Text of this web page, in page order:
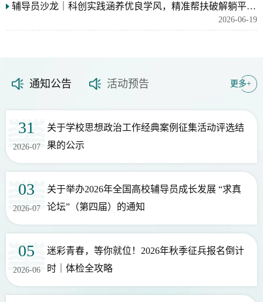
辅导员沙龙｜科创实践涵养优良学风，精准帮扶破解躺平困局
2026-06-19
辅导员沙龙｜打造工作品牌，创新思想引领 2026-06-12
2026-06-10
通知公告 活动预告 更多+
31
2026-07
关于学校思想政治工作经典案例征集活动评选结
果的公示
03
2026-07
关于举办2026年全国高校辅导员成长发展 “求真
论坛”（第四届）的通知
05
2026-06
迷彩青春，等你就位！2026年秋季征兵报名倒计
时｜体检全攻略
02
23
19